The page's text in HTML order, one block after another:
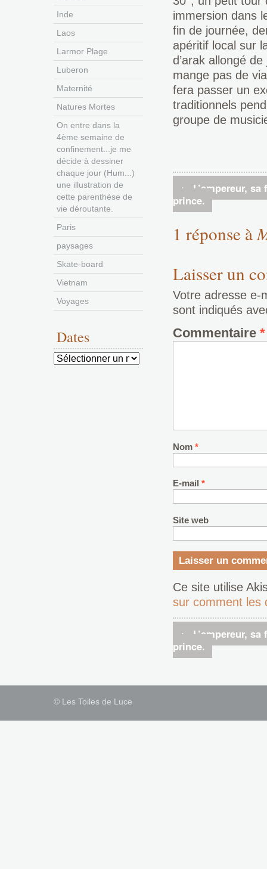
immersion dans
fin de journée,
apéritif local sur
d’arak allongé
mange pas de
fera passer un
traditionnels
groupe de
←
L’empereur,
prince.
1 réponse à
Laisser un
Votre adresse e-
sont indiqués
Commentaire *
Nom *
E-mail *
Site web
Ce site utilise
sur comment les
←
L’empereur,
prince.
Inde
Laos
Larmor Plage
Luberon
Maternité
Natures Mortes
On entre dans la
4ème semaine de
confinement...je me
décide à dessiner
chaque jour (Hum...)
une illustration de
cette parenthèse de
vie déroutante.
Paris
paysages
Skate-board
Vietnam
Voyages
Dates
Dates
© Les Toiles de Luce